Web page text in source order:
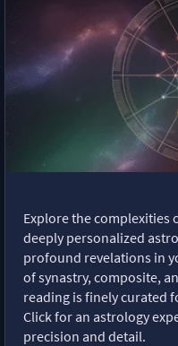
Explore the
deeply personalized
profound revelations in
of synastry, composite,
reading is finely curated
Click for an astrology
precision and detail.